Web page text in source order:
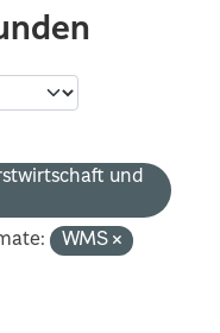
und
WMS